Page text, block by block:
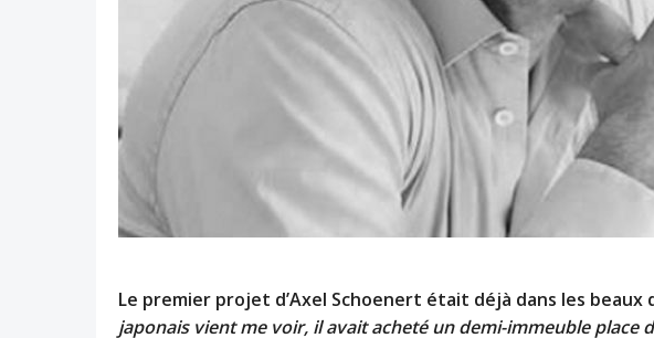
Le premier projet d’Axel Schoenert était déjà dans les beaux
japonais vient me voir, il avait acheté un demi-immeuble place